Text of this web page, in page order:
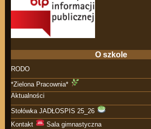
O szkole
RODO
*Zielona Pracownia*
Aktualności
Stołówka JADŁOSPIS 25_26
Kontakt
Sala gimnastyczna